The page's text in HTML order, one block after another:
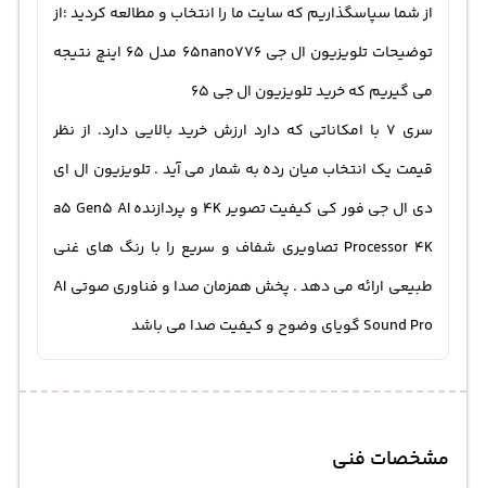
از شما سپاسگذاریم که سایت ما را انتخاب و مطالعه کردید ؛از
توضیحات تلویزیون ال جی 65nano776 مدل 65 اینچ نتیجه
می گیریم که خرید تلویزیون ال جی ۶۵
سری ۷ با امکاناتی که دارد ارزش خرید بالایی دارد. از نظر
قیمت یک انتخاب میان رده به شمار می آید . تلویزیون ال ای
دی ال جی فور کی کیفیت تصویر 4K و پردازنده a5 Gen5 AI
Processor 4K تصاویری شفاف و سریع را با رنگ های غنی
طبیعی ارائه می دهد . پخش همزمان صدا و فناوری صوتی AI
Sound Pro گویای وضوح و کیفیت صدا می باشد
مشخصات فنی